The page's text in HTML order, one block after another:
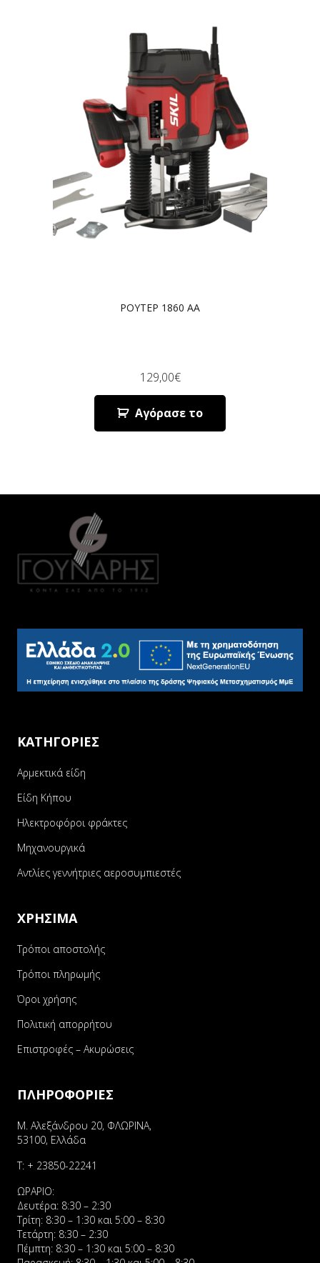
ΡΟΥΤΕΡ 1860 AA
129,00€
Αγόρασε το
ΚΑΤΗΓΟΡΙΕΣ
Αρμεκτικά είδη
Είδη Κήπου
Ηλεκτροφόροι φράκτες
Μηχανουργικά
Αντλίες γεννήτριες αεροσυμπιεστές
ΧΡΗΣΙΜΑ
Τρόποι αποστολής
Τρόποι πληρωμής
Όροι χρήσης
Πολιτική απορρήτου
Επιστροφές – Ακυρώσεις
ΠΛΗΡΟΦΟΡΙΕΣ
Μ. Αλεξάνδρου 20, ΦΛΩΡΙΝΑ,
53100, Ελλάδα
Τ: + 23850-22241
ΩΡΑΡΙΟ:
Δευτέρα: 8:30 – 2:30
Τρίτη: 8:30 – 1:30 και 5:00 – 8:30
Τετάρτη: 8:30 – 2:30
Πέμπτη: 8:30 – 1:30 και 5:00 – 8:30